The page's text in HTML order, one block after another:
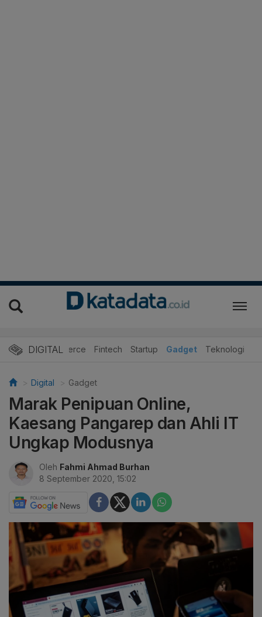
DIGITAL
E-Commerce Fintech Startup Gadget Teknologi
Digital Gadget
Marak Penipuan Online,
Kaesang Pangarep dan Ahli IT
Ungkap Modusnya
Oleh Fahmi Ahmad Burhan
8 September 2020, 15:02